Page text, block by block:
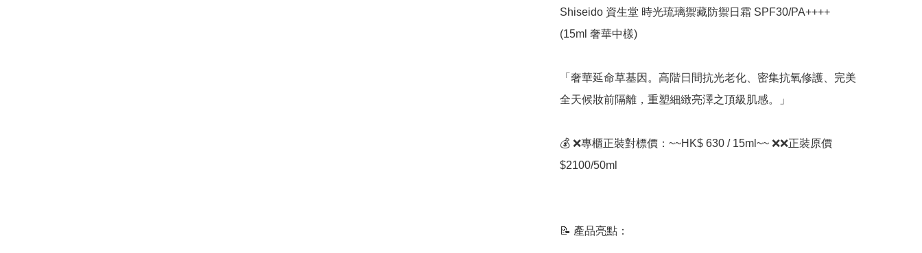
Shiseido 資生堂 時光琉璃禦藏防禦日霜 SPF30/PA++++
(15ml 奢華中樣)
「奢華延命草基因。高階日間抗光老化、密集抗氧修護、完美
全天候妝前隔離，重塑細緻亮澤之頂級肌感。」
💰 ❌專櫃正裝對標價：~~HK$ 630 / 15ml~~ ❌❌正裝原價
$2100/50ml
📝 產品亮點：